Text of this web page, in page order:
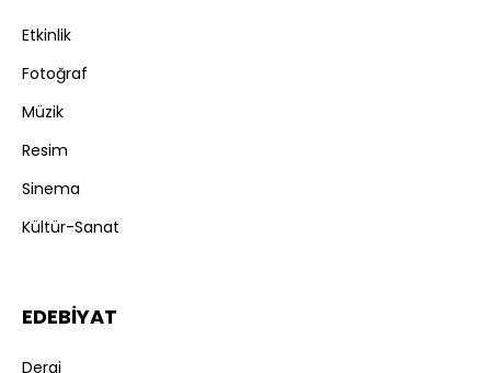
Etkinlik
Fotoğraf
Müzik
Resim
Sinema
Kültür-Sanat
EDEBİYAT
Dergi